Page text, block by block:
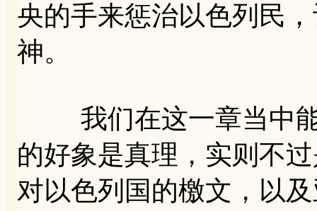
央的手来惩治以色列民
神。
我们在这一章当中能
的好象是真理，实则不
对以色列国的檄文，以